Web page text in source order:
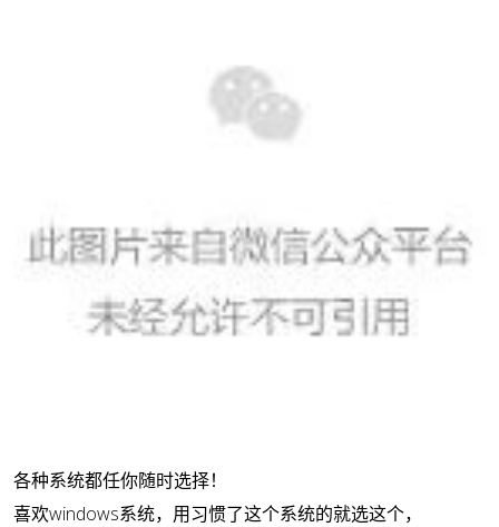
各种系统都任你随时选择！
喜欢windows系统，用习惯了这个系统的就选这个，